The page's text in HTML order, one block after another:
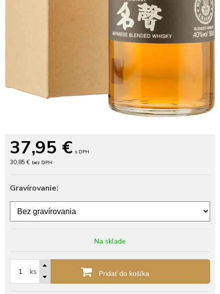
37,95 € s DPH
30,85 € bez DPH
Gravírovanie:
Na sklade
ks Pridať do košíka